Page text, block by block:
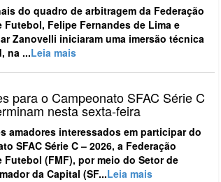
do quadro de arbitragem da Federação
Futebol, Felipe Fernandes de Lima e
Zanovelli iniciaram uma imersão técnica
na ...Leia mais
para o Campeonato SFAC Série C
nesta sexta-feira
amadores interessados em participar do
SFAC Série C – 2026, a Federação
Futebol (FMF), por meio do Setor de
da Capital (SF...Leia mais